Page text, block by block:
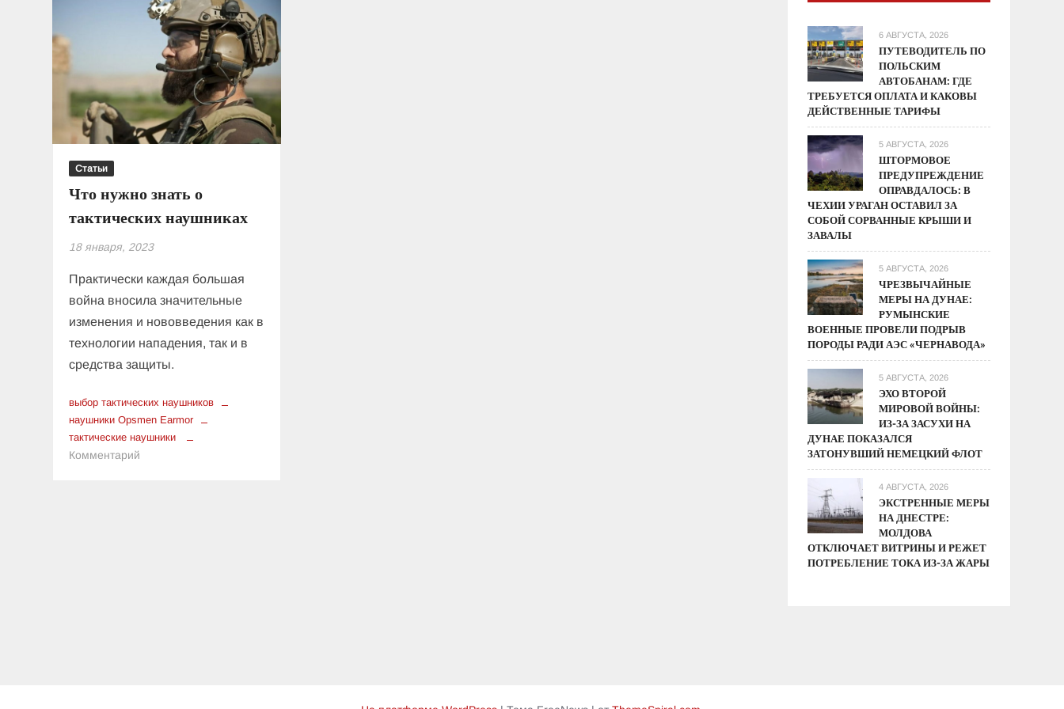
Статьи
Что нужно знать о
тактических наушниках
18 января, 2023
Практически каждая большая
война вносила значительные
изменения и нововведения как в
технологии нападения, так и в
средства защиты.
выбор тактических наушников
наушники Opsmen Earmor
тактические наушники
Комментарий
6 АВГУСТА, 2026
ПУТЕВОДИТЕЛЬ ПО
ПОЛЬСКИМ
АВТОБАНАМ: ГДЕ
ТРЕБУЕТСЯ ОПЛАТА И КАКОВЫ
ДЕЙСТВЕННЫЕ ТАРИФЫ
5 АВГУСТА, 2026
ШТОРМОВОЕ
ПРЕДУПРЕЖДЕНИЕ
ОПРАВДАЛОСЬ: В
ЧЕХИИ УРАГАН ОСТАВИЛ ЗА
СОБОЙ СОРВАННЫЕ КРЫШИ И
ЗАВАЛЫ
5 АВГУСТА, 2026
ЧРЕЗВЫЧАЙНЫЕ
МЕРЫ НА ДУНАЕ:
РУМЫНСКИЕ
ВОЕННЫЕ ПРОВЕЛИ ПОДРЫВ
ПОРОДЫ РАДИ АЭС «ЧЕРНАВОДА»
5 АВГУСТА, 2026
ЭХО ВТОРОЙ
МИРОВОЙ ВОЙНЫ:
ИЗ-ЗА ЗАСУХИ НА
ДУНАЕ ПОКАЗАЛСЯ
ЗАТОНУВШИЙ НЕМЕЦКИЙ ФЛОТ
4 АВГУСТА, 2026
ЭКСТРЕННЫЕ МЕРЫ
НА ДНЕСТРЕ:
МОЛДОВА
ОТКЛЮЧАЕТ ВИТРИНЫ И РЕЖЕТ
ПОТРЕБЛЕНИЕ ТОКА ИЗ-ЗА ЖАРЫ